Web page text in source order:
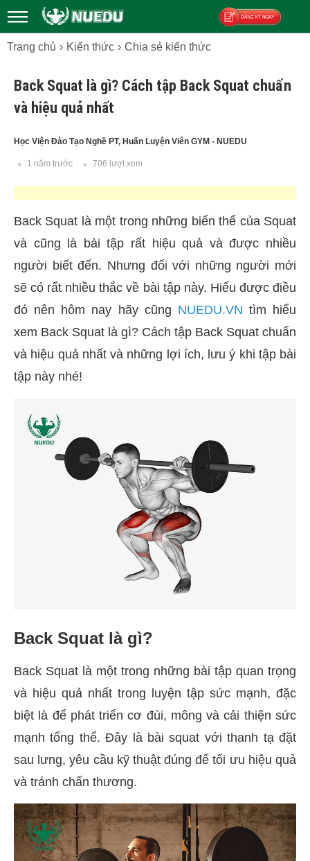
Trang chủ Kiến thức Chia sẻ kiến thức
Back Squat là gì? Cách tập Back Squat chuẩn
và hiệu quả nhất
Học Viện Đào Tạo Nghề PT, Huấn Luyện Viên GYM - NUEDU
1 năm trước 706 lượt xem
Back Squat là một trong những biến thể của Squat
và cũng là bài tập rất hiệu quả và được nhiều
người biết đến. Nhưng đối với những người mới
sẽ có rất nhiều thắc về bài tập này. Hiểu được điều
đó nên hôm nay hãy cũng NUEDU.VN tìm hiểu
xem Back Squat là gì? Cách tập Back Squat chuẩn
và hiệu quả nhất và những lợi ích, lưu ý khi tập bài
tập này nhé!
Back Squat là gì?
Back Squat là một trong những bài tập quan trọng
và hiệu quả nhất trong luyện tập sức mạnh, đặc
biệt là để phát triển cơ đùi, mông và cải thiện sức
mạnh tổng thể. Đây là bài squat với thanh tạ đặt
sau lưng, yêu cầu kỹ thuật đúng để tối ưu hiệu quả
và tránh chấn thương.